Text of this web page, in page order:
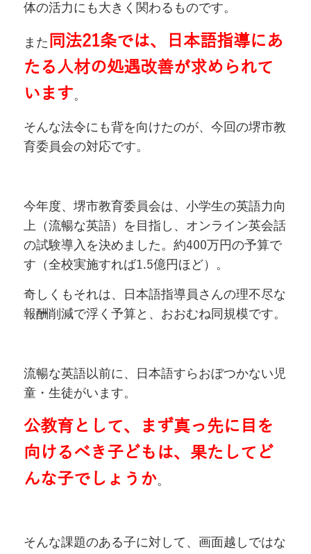
体の活力にも大きく関わるものです。
また 同法21条では、日本語指導にあ
たる人材の処遇改善が求められて
います。
そんな法令にも背を向けたのが、今回の堺市教
育委員会の対応です。
今年度、堺市教育委員会は、小学生の英語力向
上（流暢な英語）を目指し、オンライン英会話
の試験導入を決めました。約400万円の予算で
す（全校実施すれば1.5億円ほど）。
奇しくもそれは、日本語指導員さんの理不尽な
報酬削減で浮く予算と、おおむね同規模です。
流暢な英語以前に、日本語すらおぼつかない児
童・生徒がいます。
公教育として、まず真っ先に目を
向けるべき子どもは、果たしてど
んな子でしょうか。
そんな課題のある子に対して、画面越しではな